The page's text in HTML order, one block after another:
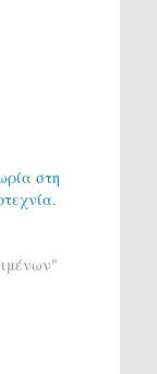
στη